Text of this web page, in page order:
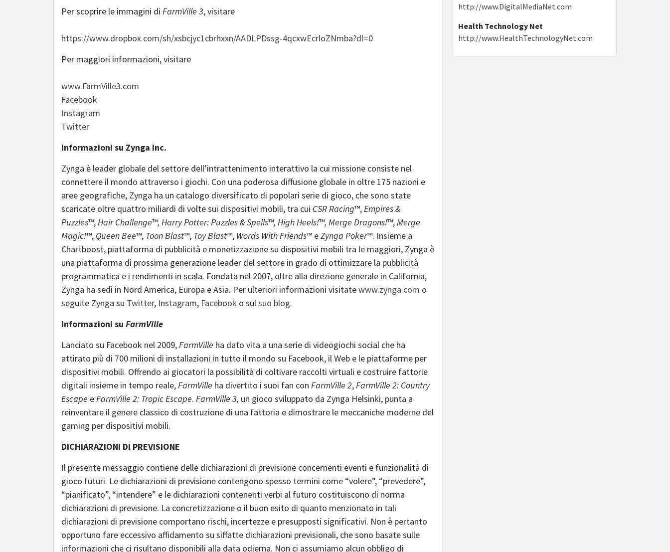
Per scoprire le immagini di FarmVille 3, visitare
https://www.dropbox.com/sh/xsbcjyc1cbrhxxn/AADLPDssg-4qcxwEcrloZNmba?dl=0
Per maggiori informazioni, visitare
www.FarmVille3.com
Facebook
Instagram
Twitter
Informazioni su Zynga Inc.
Zynga è leader globale del settore dell’intrattenimento interattivo la cui missione consiste nel
connettere il mondo attraverso i giochi. Con una poderosa diffusione globale in oltre 175 nazioni e
aree geografiche, Zynga ha un catalogo diversificato di popolari serie di gioco, che sono state
scaricate oltre quattro miliardi di volte sui dispositivi mobili, tra cui CSR Racing™, Empires &
Puzzles™, Hair Challenge™, Harry Potter: Puzzles & Spells™, High Heels!™, Merge Dragons!™, Merge
Magic!™, Queen Bee™, Toon Blast™, Toy Blast™, Words With Friends™ eZynga Poker™. Insieme a
Chartboost, piattaforma di pubblicità e monetizzazione su dispositivi mobili tra le maggiori, Zynga è
una piattaforma di prossima generazione leader del settore in grado di ottimizzare la pubblicità
programmatica e i rendimenti in scala. Fondata nel 2007, oltre alla direzione generale in California,
Zynga ha sedi in Nord America, Europa e Asia. Per ulteriori informazioni visitatewww.zynga.com o
seguite Zynga su Twitter, Instagram, Facebook o sul suo blog.
Informazioni su FarmVille
Lanciato su Facebook nel 2009, FarmVille ha dato vita a una serie di videogiochi social che ha
attirato più di 700 milioni di installazioni in tutto il mondo su Facebook, il Web e le piattaforme per
dispositivi mobili. Offrendo ai giocatori la possibilità di coltivare raccolti virtuali e costruire fattorie
digitali insieme in tempo reale, FarmVille ha divertito i suoi fan con FarmVille 2, FarmVille 2: Country
Escape e FarmVille 2: Tropic Escape. FarmVille 3, un gioco sviluppato da Zynga Helsinki, punta a
reinventare il genere classico di costruzione di una fattoria e dimostrare le meccaniche moderne del
gaming per dispositivi mobili.
DICHIARAZIONI DI PREVISIONE
Il presente messaggio contiene delle dichiarazioni di previsione concernenti eventi e funzionalità di
gioco futuri. Le dichiarazioni di previsione contengono spesso termini come “volere”, “prevedere”,
“pianificato”, “intendere” e le dichiarazioni contenenti verbi al futuro costituiscono di norma
dichiarazioni di previsione. La concretizzazione o il buon esito di quanto menzionato in tali
dichiarazioni di previsione comportano rischi, incertezze e presupposti significativi. Non è pertanto
opportuno fare eccessivo affidamento su siffatte dichiarazioni previsionali, che sono basate sulle
informazioni che ci risultano disponibili alla data odierna. Non ci assumiamo alcun obbligo di
http://www.DigitalMediaNet.com
Health Technology Net
http://www.HealthTechnologyNet.com